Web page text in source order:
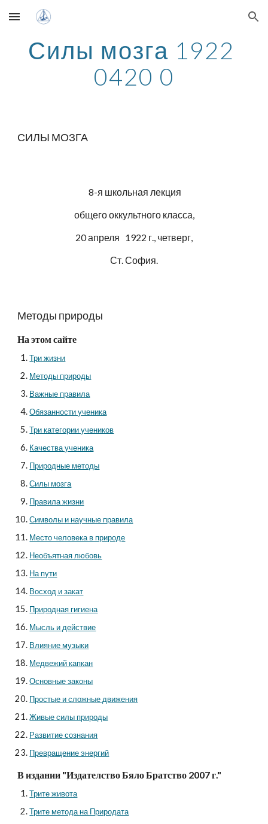
Skip to main content Skip to navigation
Силы мозга 1922
0420 0
СИЛЫ МОЗГА
8-я школьная лекция
общего оккультного класса,
20 апреля   1922 г., четверг,
Ст. София.
Методы природы
На этом сайте
Три жизни
Методы природы
Важные правила
Обязанности ученика
Три категории учеников
Качества ученика
Природные методы
Силы мозга
Правила жизни
Символы и научные правила
Место человека в природе
Необъятная любовь
На пути
Восход и закат
Природная гигиена
Мысль и действие
Влияние музыки
Медвежий капкан
Основные законы
Простые и сложные движения
Живые силы природы
Развитие сознания
Превращение энергий
В издании "Издателство Бяло Братство 2007 г."
Трите живота
Трите метода на Природата